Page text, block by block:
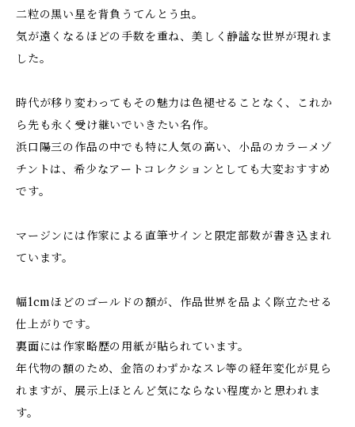
二粒の黒い星を背負うてんとう虫。
気が遠くなるほどの手数を重ね、美しく静謐な世界が現れま
した。
時代が移り変わってもその魅力は色褪せることなく、これか
ら先も永く受け継いでいきたい名作。
浜口陽三の作品の中でも特に人気の高い、小品のカラーメゾ
チントは、希少なアートコレクションとしても大変おすすめ
です。
マージンには作家による直筆サインと限定部数が書き込まれ
ています。
幅1cmほどのゴールドの額が、作品世界を品よく際立たせる
仕上がりです。
裏面には作家略歴の用紙が貼られています。
年代物の額のため、金箔のわずかなスレ等の経年変化が見ら
れますが、展示上ほとんど気にならない程度かと思われま
す。